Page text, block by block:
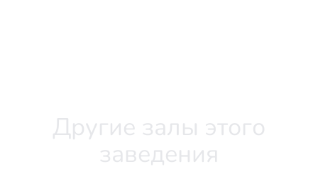
Другие залы этого
заведения